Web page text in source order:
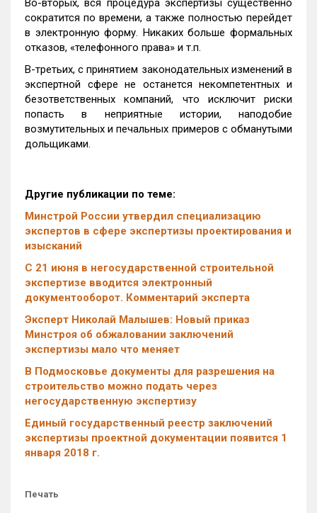
Во-вторых, вся процедура экспертизы существенно
сократится по времени, а также полностью перейдет
в электронную форму. Никаких больше формальных
отказов, «телефонного права» и т.п.
В-третьих, с принятием законодательных изменений в
экспертной сфере не останется некомпетентных и
безответственных компаний, что исключит риски
попасть в неприятные истории, наподобие
возмутительных и печальных примеров с обманутыми
дольщиками.
Другие публикации по теме:
Минстрой России утвердил специализацию
экспертов в сфере экспертизы проектирования и
изысканий
С 21 июня в негосударственной строительной
экспертизе вводится электронный
документооборот. Комментарий эксперта
Эксперт Николай Малышев: Новый приказ
Минстроя об обжаловании заключений
экспертизы мало что меняет
В Подмосковье документы для разрешения на
строительство можно подать через
негосударственную экспертизу
Единый государственный реестр заключений
экспертизы проектной документации появится 1
января 2018 г.
Печать